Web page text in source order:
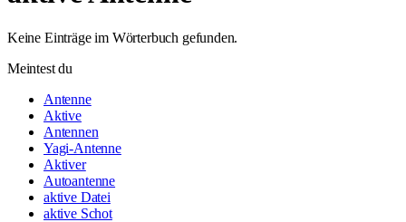
Keine Einträge im Wörterbuch gefunden.
Meintest du
Antenne
Aktive
Antennen
Yagi-Antenne
Aktiver
Autoantenne
aktive Datei
aktive Schot